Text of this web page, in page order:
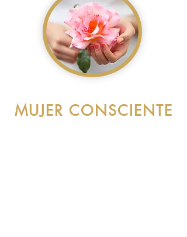
MUJER CONSCIENTE